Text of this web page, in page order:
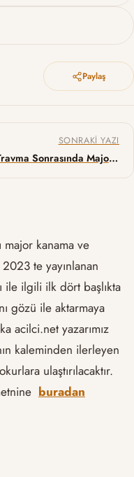
Paylaş
SONRAKI YAZI
Travma Sonrasında Major Kanama ve Koagülopati Yönetimine İlişkin Avrupa Klavuzu: Altıncı Baskı
major kanama ve
te yayınlanan
ile ilgili ilk dört başlıkta
gözü ile aktarmaya
acilci.net yazarımız
kaleminden ilerleyen
ulaştırılacaktır.
buradan